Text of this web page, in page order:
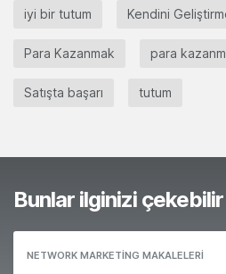
iyi bir tutum Kendini
Para Kazanmak para
Satışta başarı tutum
Bunlar ilginizi çekebilir
NETWORK MARKETING MAKALELERI